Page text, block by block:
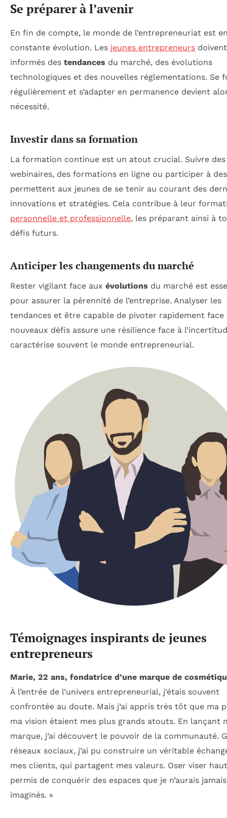
Se préparer à l’avenir
En fin de compte, le monde de l’entrepreneuriat est
constante évolution. Les jeunes entrepreneurs
informés des tendances du marché, des évolutions
technologiques et des nouvelles réglementations. Se
régulièrement et s’adapter en permanence devient
nécessité.
Investir dans sa formation
La formation continue est un atout crucial. Suivre des
webinaires, des formations en ligne ou participer à
permettent aux jeunes de se tenir au courant des
innovations et stratégies. Cela contribue à leur
personnelle et professionnelle, les préparant ainsi à
défis futurs.
Anticiper les changements du marché
Rester vigilant face aux évolutions du marché est
pour assurer la pérennité de l’entreprise. Analyser les
tendances et être capable de pivoter rapidement face
nouveaux défis assure une résilience face à
caractérise souvent le monde entrepreneurial.
Témoignages inspirants de jeunes
entrepreneurs
Marie, 22 ans, fondatrice d’une marque de
À l’entrée de l’univers entrepreneurial, j’étais souvent
confrontée au doute. Mais j’ai appris très tôt que ma
ma vision étaient mes plus grands atouts. En lançant
marque, j’ai découvert le pouvoir de la communauté.
réseaux sociaux, j’ai pu construire un véritable
mes clients, qui partagent mes valeurs. Oser viser haut
permis de conquérir des espaces que je n’aurais jamais
imaginés. »